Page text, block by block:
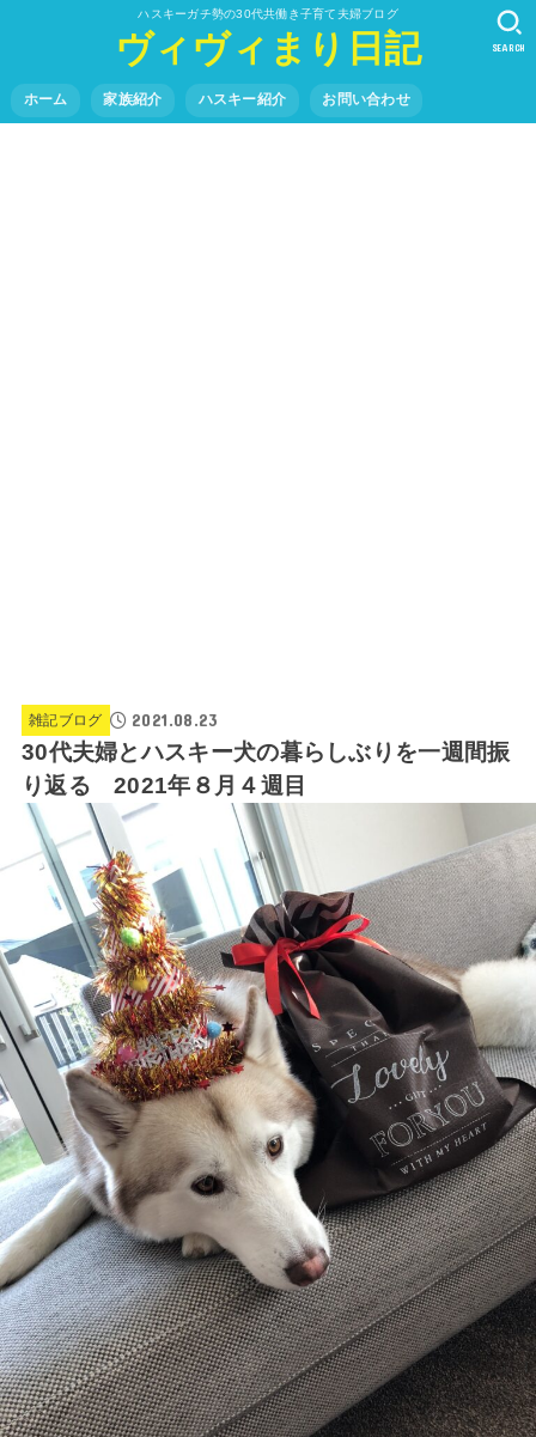
ハスキーガチ勢の30代共働き子育て夫婦ブログ
ヴィヴィまり日記
ホーム 家族紹介 ハスキー紹介 お問い合わせ
SEARCH
雑記ブログ 2021.08.23
30代夫婦とハスキー犬の暮らしぶりを一週間振
り返る 2021年８月４週目